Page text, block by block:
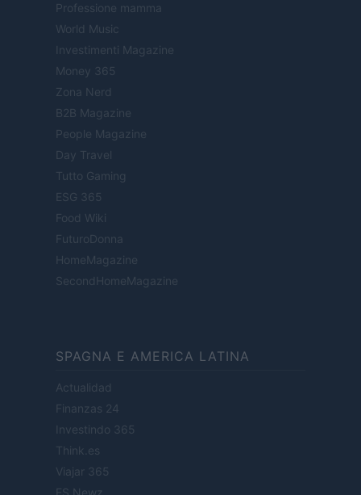
Professione mamma
World Music
Investimenti Magazine
Money 365
Zona Nerd
B2B Magazine
People Magazine
Day Travel
Tutto Gaming
ESG 365
Food Wiki
FuturoDonna
HomeMagazine
SecondHomeMagazine
SPAGNA E AMERICA LATINA
Actualidad
Finanzas 24
Investindo 365
Think.es
Viajar 365